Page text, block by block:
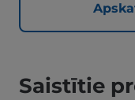
Saistītie